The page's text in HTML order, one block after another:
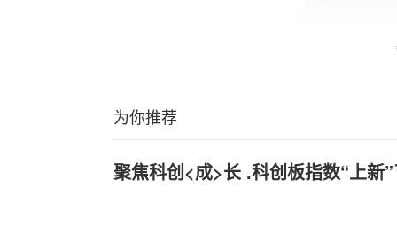
为你推荐
聚焦科创<成>长 .科创板指数“上新